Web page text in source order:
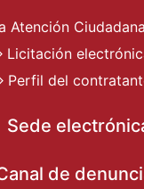
Atención
Licitación
Perfil del
Sede
de